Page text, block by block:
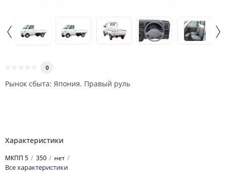
0
Рынок сбыта: Япония. Правый руль
Характеристики
МКПП 5 350 нет
Все характеристики